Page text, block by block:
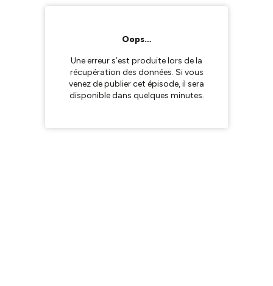
Oops…
Une erreur s’est produite lors de la
récupération des données. Si vous
venez de publier cet épisode, il sera
disponible dans quelques minutes.